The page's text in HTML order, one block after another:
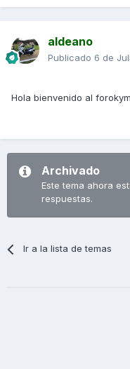
aldeano
Publicado 6 de
Hola bienvenido al
Archivado
Este tema ahora
respuestas.
Ir a la lista de temas